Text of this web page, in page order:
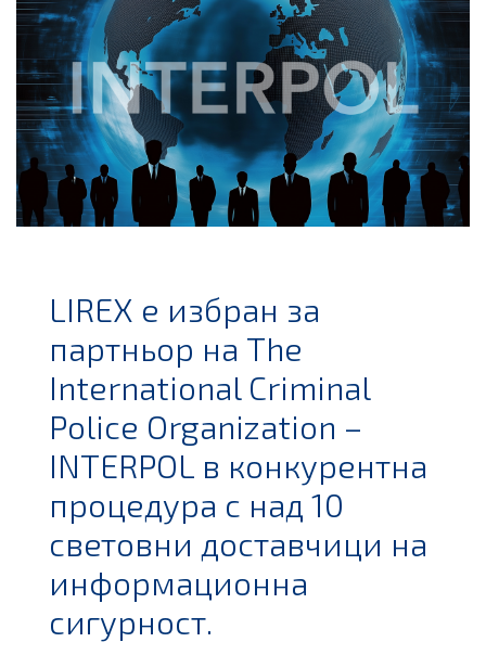
LIREX е избран за
партньор на The
International Criminal
Police Organization –
INTERPOL в конкурентна
процедура с над 10
световни доставчици на
информационна
сигурност.